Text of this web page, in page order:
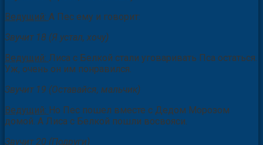
Ведущий: А Пес ему и говорит:
Звучит 18 (Я устал, хочу)
Ведущий: Лиса с Белкой стали уговаривать Пса остаться.
Уж, очень он им понравился.
Звучит 19 (Оставайся, мальчик)
Ведущий: Но Пес пошел вместе с Дедом Морозом
домой. А Лиса с Белкой пошли восвояси.
Звучит 20 (Подруги)